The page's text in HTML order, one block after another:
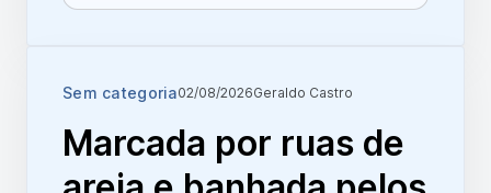
Sem categoria02/08/2026Geraldo Castro
Marcada por ruas de